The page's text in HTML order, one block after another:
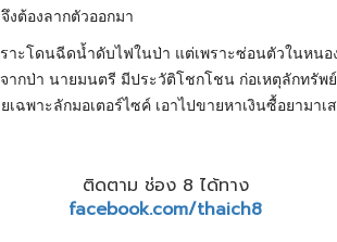
งต้องลากตัวออกมา
าะโดนฉีดน้ำดับไฟในป่า แต่เพราะซ่อนตัวในหนอ
ากป่า นายมนตรี มีประวัติโชกโชน ก่อเหตุลักทรั
ฉพาะลักมอเตอร์ไซค์ เอาไปขายหาเงินซื้อยามาเ
ติดตาม ช่อง 8 ได้ทาง
facebook.com/thaich8